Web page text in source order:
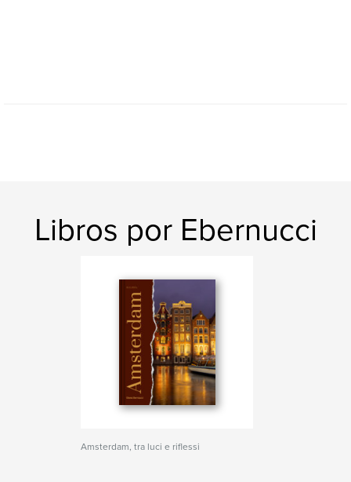
Libros por Ebernucci
Amsterdam, tra luci e riflessi